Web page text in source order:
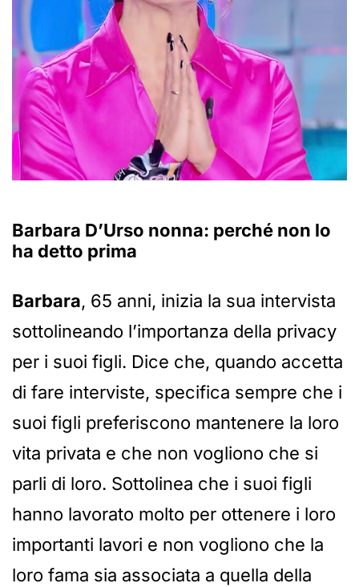
Barbara D’Urso nonna: perché non lo
ha detto prima
Barbara, 65 anni, inizia la sua intervista
sottolineando l’importanza della privacy
per i suoi figli. Dice che, quando accetta
di fare interviste, specifica sempre che i
suoi figli preferiscono mantenere la loro
vita privata e che non vogliono che si
parli di loro. Sottolinea che i suoi figli
hanno lavorato molto per ottenere i loro
importanti lavori e non vogliono che la
loro fama sia associata a quella della